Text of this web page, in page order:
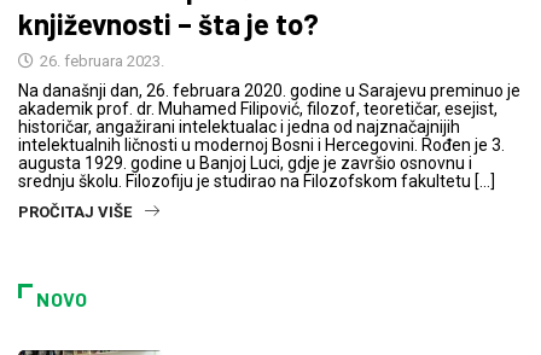
književnosti – šta je to?
26. februara 2023.
Na današnji dan, 26. februara 2020. godine u Sarajevu preminuo je
akademik prof. dr. Muhamed Filipović, filozof, teoretičar, esejist,
historičar, angažirani intelektualac i jedna od najznačajnijih
intelektualnih ličnosti u modernoj Bosni i Hercegovini. Rođen je 3.
augusta 1929. godine u Banjoj Luci, gdje je završio osnovnu i
srednju školu. Filozofiju je studirao na Filozofskom fakultetu […]
PROČITAJ VIŠE
NOVO